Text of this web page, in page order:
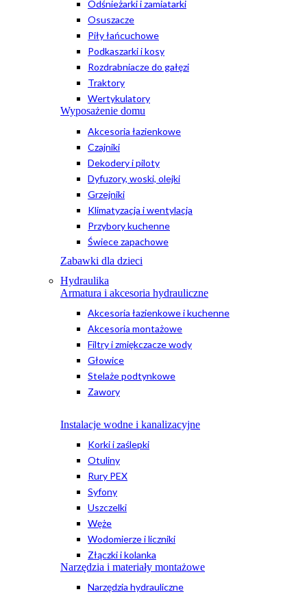
Odśnieżarki i zamiatarki
Osuszacze
Piły łańcuchowe
Podkaszarki i kosy
Rozdrabniacze do gałęzi
Traktory
Wertykulatory
Wyposażenie domu
Akcesoria łazienkowe
Czajniki
Dekodery i piloty
Dyfuzory, woski, olejki
Grzejniki
Klimatyzacja i wentylacja
Przybory kuchenne
Świece zapachowe
Zabawki dla dzieci
Hydraulika
Armatura i akcesoria hydrauliczne
Akcesoria łazienkowe i kuchenne
Akcesoria montażowe
Filtry i zmiękczacze wody
Głowice
Stelaże podtynkowe
Zawory
Instalacje wodne i kanalizacyjne
Korki i zaślepki
Otuliny
Rury PEX
Syfony
Uszczelki
Węże
Wodomierze i liczniki
Złączki i kolanka
Narzędzia i materiały montażowe
Narzędzia hydrauliczne